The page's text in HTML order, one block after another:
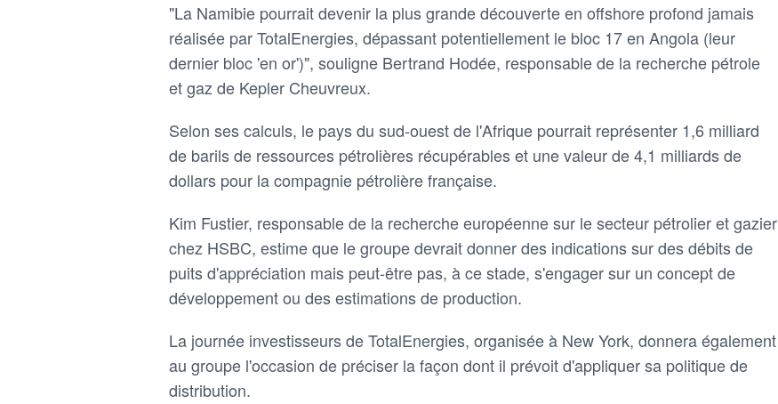
"La Namibie pourrait devenir la plus grande découverte en offshore profond jamais
réalisée par TotalEnergies, dépassant potentiellement le bloc 17 en Angola (leur
dernier bloc 'en or')", souligne Bertrand Hodée, responsable de la recherche pétrole
et gaz de Kepler Cheuvreux.
Selon ses calculs, le pays du sud-ouest de l'Afrique pourrait représenter 1,6 milliard
de barils de ressources pétrolières récupérables et une valeur de 4,1 milliards de
dollars pour la compagnie pétrolière française.
Kim Fustier, responsable de la recherche européenne sur le secteur pétrolier et gazier
chez HSBC, estime que le groupe devrait donner des indications sur des débits de
puits d'appréciation mais peut-être pas, à ce stade, s'engager sur un concept de
développement ou des estimations de production.
La journée investisseurs de TotalEnergies, organisée à New York, donnera également
au groupe l'occasion de préciser la façon dont il prévoit d'appliquer sa politique de
distribution.